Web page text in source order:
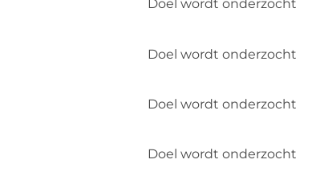
Doel wordt onderzocht
Doel wordt onderzocht
Doel wordt onderzocht
Doel wordt onderzocht